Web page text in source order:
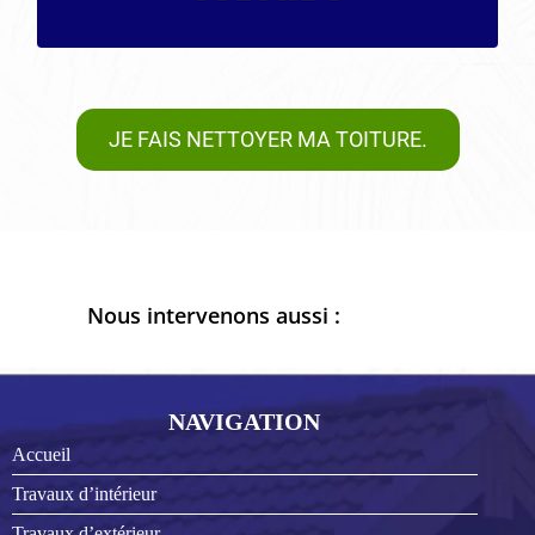
JE FAIS NETTOYER MA TOITURE.
Nous intervenons aussi :
NAVIGATION
Accueil
Travaux d’intérieur